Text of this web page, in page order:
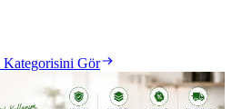
Gör